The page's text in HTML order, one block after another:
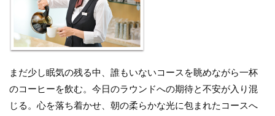
まだ少し眠気の残る中、誰もいないコースを眺めながら一杯
のコーヒーを飲む。今日のラウンドへの期待と不安が入り混
じる。心を落ち着かせ、朝の柔らかな光に包まれたコースへ